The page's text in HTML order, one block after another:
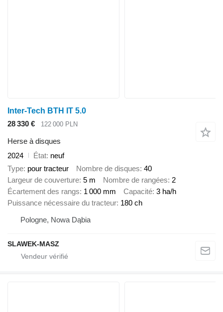
Inter-Tech BTH IT 5.0
28 330 €
122 000 PLN
Herse à disques
2024
État neuf
Type pour tracteur Nombre de disques 40
Largeur de couverture 5 m Nombre de rangées 2
Écartement des rangs 1 000 mm Capacité 3 ha/h
Puissance nécessaire du tracteur 180 ch
Pologne, Nowa Dąbia
SLAWEK-MASZ